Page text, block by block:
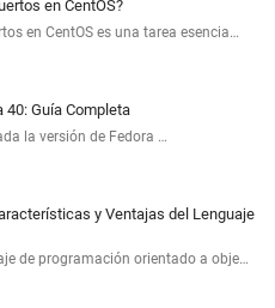
en CentOS?
en CentOS es una tarea esencia…
40: Guía Completa
la versión de Fedora …
y Ventajas del Lenguaje
de programación orientado a obje…